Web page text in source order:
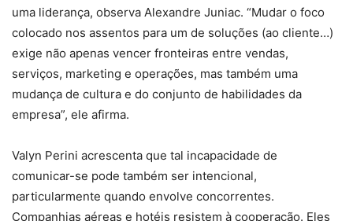
uma liderança, observa Alexandre Juniac. “Mudar o foco
colocado nos assentos para um de soluções (ao cliente…)
exige não apenas vencer fronteiras entre vendas,
serviços, marketing e operações, mas também uma
mudança de cultura e do conjunto de habilidades da
empresa”, ele afirma.
Valyn Perini acrescenta que tal incapacidade de
comunicar-se pode também ser intencional,
particularmente quando envolve concorrentes.
Companhias aéreas e hotéis resistem à cooperação. Eles